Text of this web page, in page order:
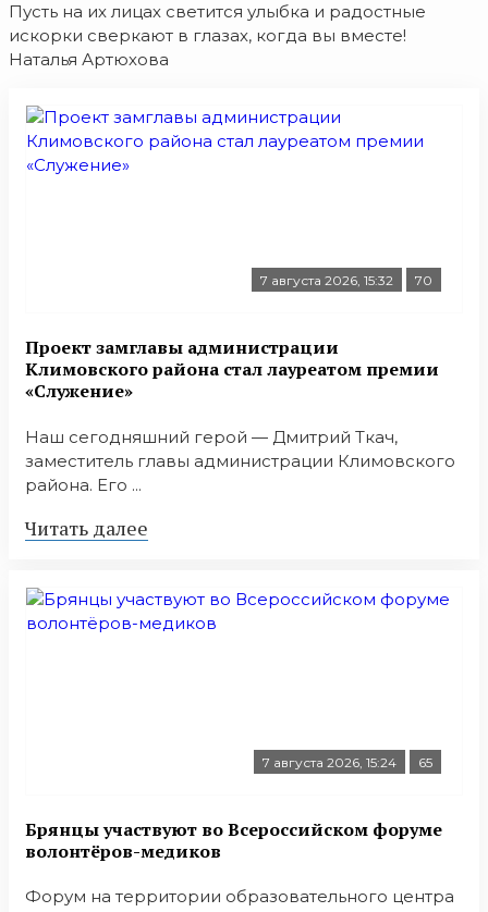
Пусть на их лицах светится улыбка и радостные
искорки сверкают в глазах, когда вы вместе!
Наталья Артюхова
7 августа 2026, 15:32 70
Проект замглавы администрации
Климовского района стал лауреатом премии
«Служение»
Наш сегодняшний герой — Дмитрий Ткач,
заместитель главы администрации Климовского
района. Его ...
Читать далее
7 августа 2026, 15:24 65
Брянцы участвуют во Всероссийском форуме
волонтёров-медиков
Форум на территории образовательного центра